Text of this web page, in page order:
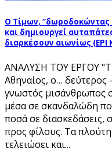
Ο Τίμων, “δωροδοκώντας
και δημιουργεί
διαρκέσουν αιωνίως (ΕΡΙ
ΑΝΑΛΥΣΗ ΤΟΥ ΕΡΓΟΥ
Αθηναίος, ο… δεύτερος
γνωστός μισάνθρωπος
μέσα σε σκανδαλώδη
ποσά σε διασκεδάσεις,
προς φίλους. Τα
τελειώσει και...